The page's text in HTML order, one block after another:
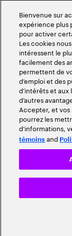
Bienvenue sur
expérience plus
pour activer
Les cookies
intéressent le
facilement des
permettent de
d’emploi et des
d’intérêts et
d’autres
Accepter, et vos
pourrez les
d’informations,
témoins and